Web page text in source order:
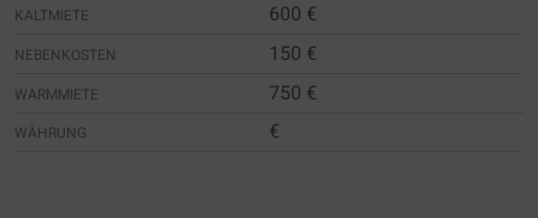
KALTMIETE 600 €
NEBENKOSTEN 150 €
WARMMIETE 750 €
WÄHRUNG €